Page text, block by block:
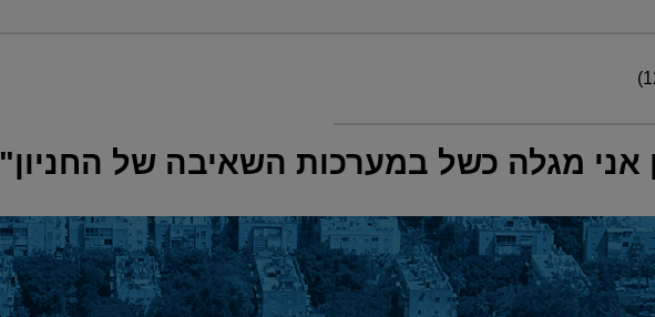
אני מגלה כשל במערכות השאיבה של החניון"